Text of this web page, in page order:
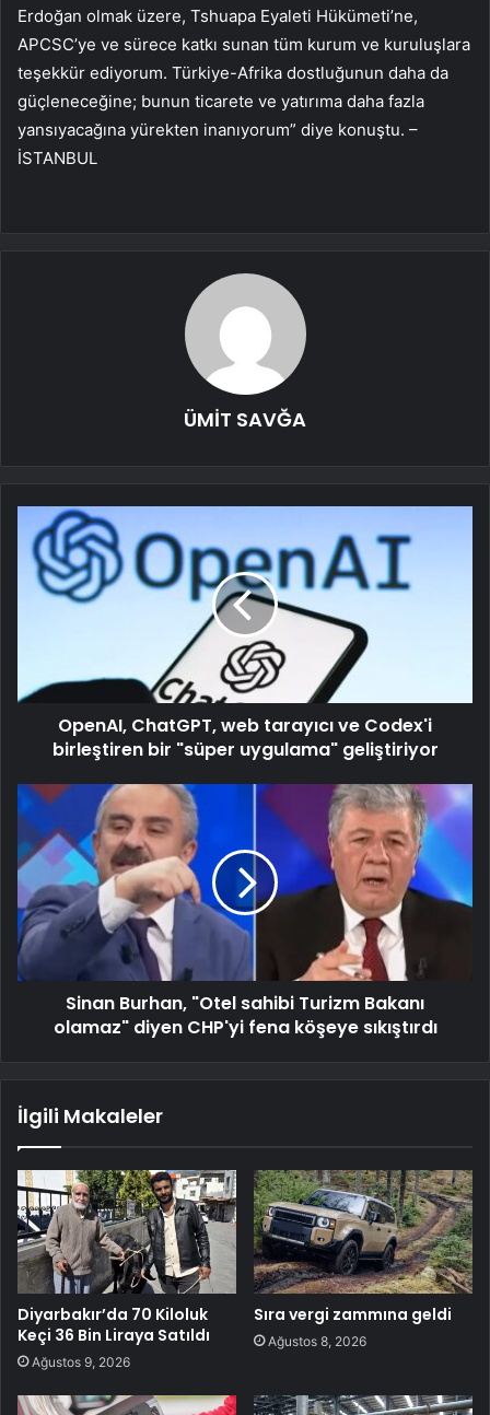
Erdoğan olmak üzere, Tshuapa Eyaleti Hükümeti’ne,
APCSC’ye ve sürece katkı sunan tüm kurum ve kuruluşlara
teşekkür ediyorum. Türkiye-Afrika dostluğunun daha da
güçleneceğine; bunun ticarete ve yatırıma daha fazla
yansıyacağına yürekten inanıyorum” diye konuştu. –
İSTANBUL
ÜMİT SAVĞA
OpenAI, ChatGPT, web tarayıcı ve Codex'i
birleştiren bir "süper uygulama" geliştiriyor
Sinan Burhan, "Otel sahibi Turizm Bakanı
olamaz" diyen CHP'yi fena köşeye sıkıştırdı
İlgili Makaleler
Diyarbakır’da 70 Kiloluk
Keçi 36 Bin Liraya Satıldı
Ağustos 9, 2026
Sıra vergi zammına geldi
Ağustos 8, 2026